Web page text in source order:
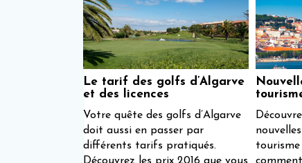
Le tarif des golfs d’Algarve
et des licences
Votre quête des golfs d’Algarve
doit aussi en passer par
différents tarifs pratiqués.